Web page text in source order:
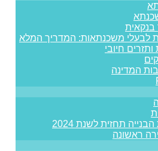
לבעלי משכנתאות: המדריך המלא
חיובי
המדינה
תחזית לשנת 2024
ראשונה